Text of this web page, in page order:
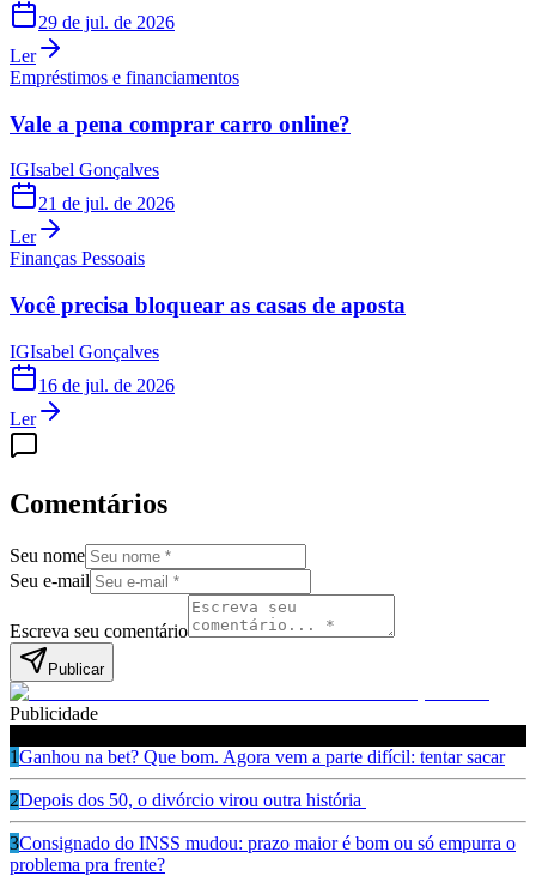
29 de jul. de 2026
Ler
Empréstimos e financiamentos
Vale a pena comprar carro online?
IGIsabel Gonçalves
21 de jul. de 2026
Ler
Finanças Pessoais
Você precisa bloquear as casas de aposta
IGIsabel Gonçalves
16 de jul. de 2026
Ler
Comentários
Seu nome
Seu e-mail
Escreva seu comentário
Publicar
Publicidade
1Ganhou na bet? Que bom. Agora vem a parte difícil: tentar sacar
2Depois dos 50, o divórcio virou outra história
3Consignado do INSS mudou: prazo maior é bom ou só empurra o
problema pra frente?